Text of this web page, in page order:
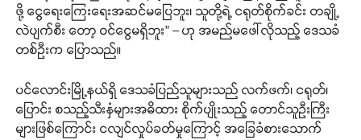
ဖို့ ငွေရေးကြေးရေးအဆင်မပြေဘူး၊ သူတို့ရဲ့ ငရုတ်စိုက်ခင်း တချို့
လဲပျက်စီး တော့ ဝင်ငွေမရှိဘူး” – ဟု အမည်မဖေါ်လိုသည့် ဒေသခံ
တစ်ဦးက ပြောသည်။
ပင်လောင်းမြို့နယ်ရှိ ဒေသခံပြည်သူများသည် လက်ဖက်၊ ငရုတ်၊
ပြောင်း စသည့်သီးနှံများအဓိထား စိုက်ပျိုးသည့် တောင်သူဉီးကြီး
များဖြစ်ကြောင်း ငလျင်လှုပ်ခတ်မှုကြောင့် အခြေခံစားသောက်